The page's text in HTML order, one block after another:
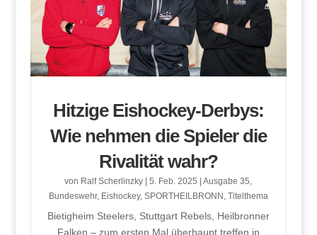
Hitzige Eishockey-Derbys:
Wie nehmen die Spieler die
Rivalität wahr?
von Ralf Scherlinzky |5. Feb. 2025 |Ausgabe 35
Bundeswehr, Eishockey, SPORTHEILBRONN Titelthema
Bietigheim Steelers, Stuttgart Rebels, Heilbronner
Falken – zum ersten Mal überhaupt treffen in